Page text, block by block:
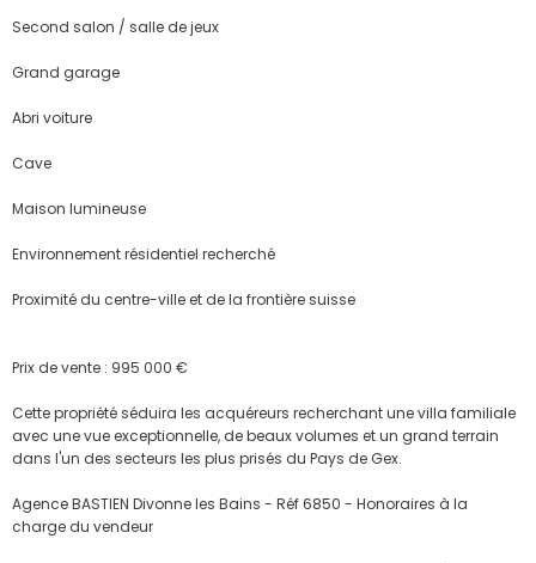
Second salon / salle de jeux
Grand garage
Abri voiture
Cave
Maison lumineuse
Environnement résidentiel recherché
Proximité du centre-ville et de la frontière suisse
Prix de vente : 995 000 €
Cette propriété séduira les acquéreurs recherchant une villa familiale
avec une vue exceptionnelle, de beaux volumes et un grand terrain
dans l'un des secteurs les plus prisés du Pays de Gex.
Agence BASTIEN Divonne les Bains - Réf 6850 - Honoraires à la
charge du vendeur